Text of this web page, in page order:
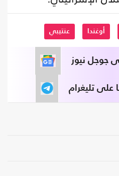
أوغندا عنتيبي
جوجل نيوز
على تليغرام